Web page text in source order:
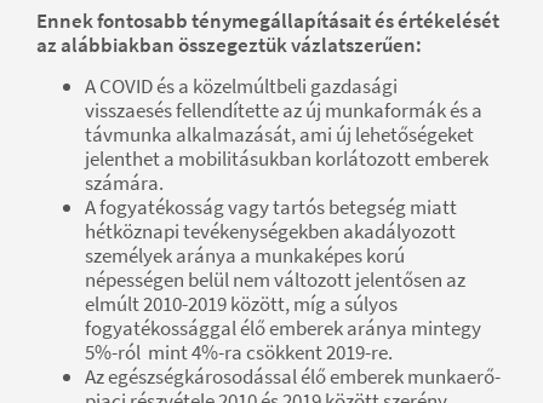
Ennek fontosabb ténymegállapításait és értékelését
az alábbiakban összegeztük vázlatszerűen:
A COVID és a közelmúltbeli gazdasági
visszaesés fellendítette az új munkaformák és a
távmunka alkalmazását, ami új lehetőségeket
jelenthet a mobilitásukban korlátozott emberek
számára.
A fogyatékosság vagy tartós betegség miatt
hétköznapi tevékenységekben akadályozott
személyek aránya a munkaképes korú
népességen belül nem változott jelentősen az
elmúlt 2010-2019 között, míg a súlyos
fogyatékossággal élő emberek aránya mintegy
5%-ról mint 4%-ra csökkent 2019-re.
Az egészségkárosodással élő emberek munkaerő-